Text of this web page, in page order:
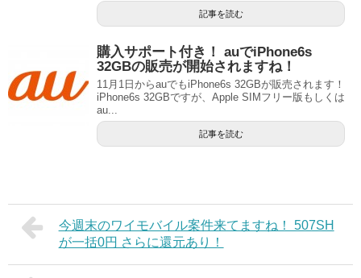
記事を読む
購入サポート付き！ auでiPhone6s
32GBの販売が開始されますね！
11月1日からauでもiPhone6s 32GBが販売されます！
iPhone6s 32GBですが、Apple SIMフリー版もしくは
au...
記事を読む
今週末のワイモバイル案件来てますね！ 507SH
が一括0円 さらに還元あり！